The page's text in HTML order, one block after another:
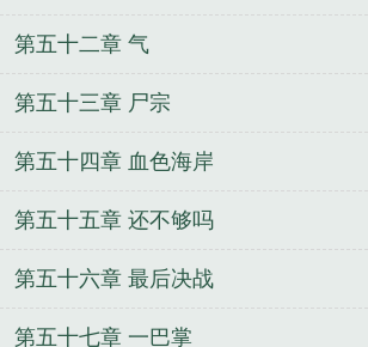
第五十二章 气
第五十三章 尸宗
第五十四章 血色海岸
第五十五章 还不够吗
第五十六章 最后决战
第五十七章 一巴掌